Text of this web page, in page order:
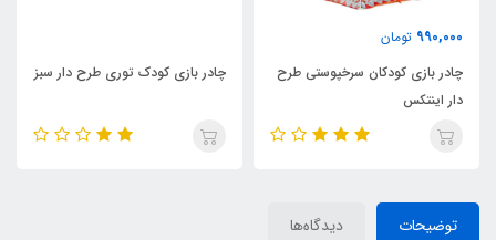
990,000 تومان
چادر بازی کودکان سرخپوستی طرح
دار اینتکس
چادر بازی کودک توری طرح دار سبز
توضیحات دیدگاه‌ها